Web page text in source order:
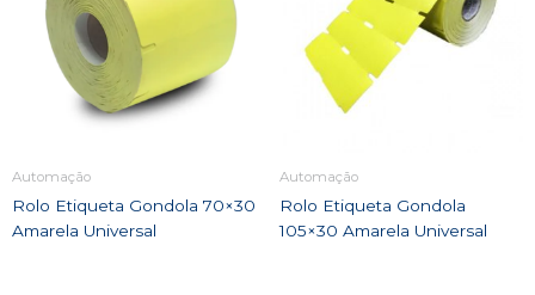
Automação
Rolo Etiqueta Gondola 70×30
Amarela Universal
Automação
Rolo Etiqueta Gondola
105×30 Amarela Universal